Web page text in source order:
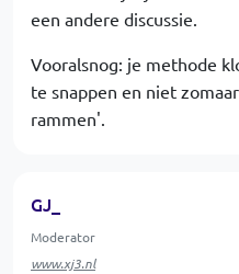
een andere discussie.
Vooralsnog: je methode
te snappen en niet
rammen'.
GJ_
Moderator
www.xj3.nl